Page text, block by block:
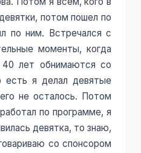
потом пошел по
по ним. Встречался с
моменты, когда
лет обнимаются со
есть я делал девятые
не осталось. Потом
по программе, я
девятка, то знаю,
со спонсором